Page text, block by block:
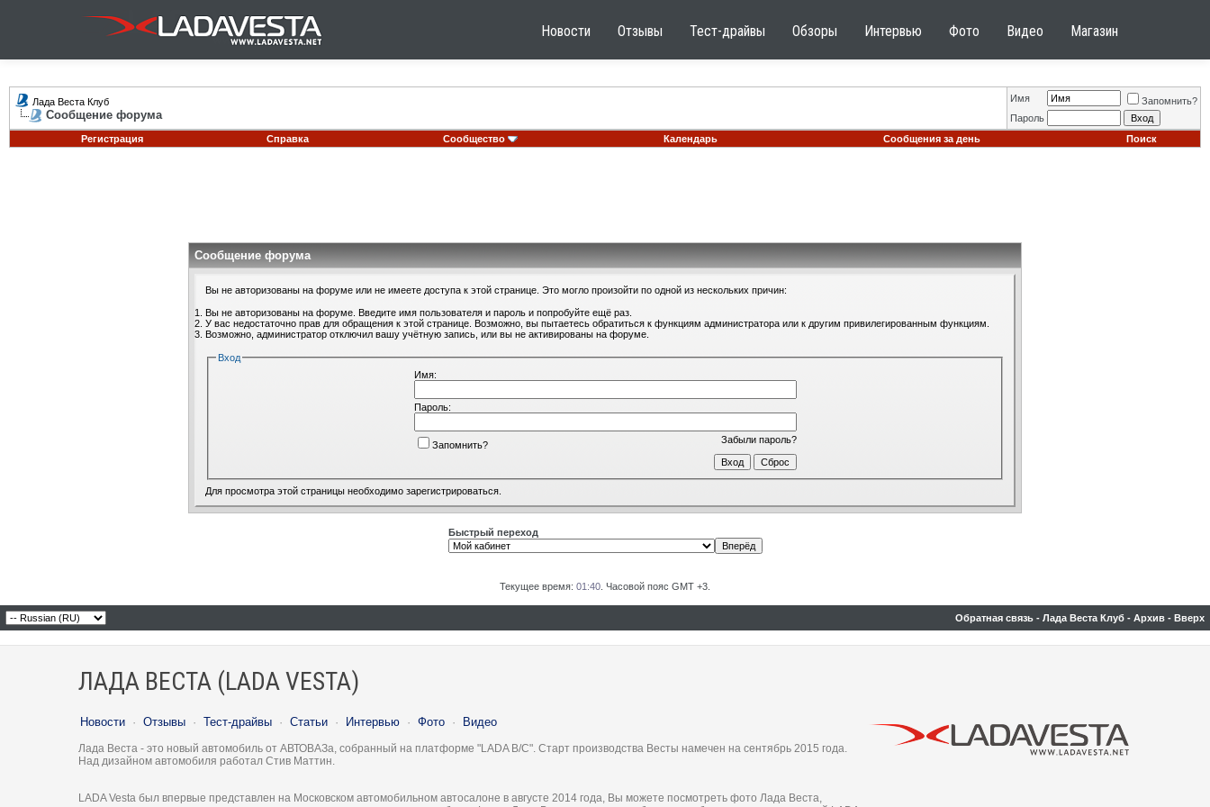
Новости Отзывы Тест-драйвы Обзоры Интервью Фото Видео Магазин
Лада Веста Клуб
Сообщение форума
Имя
Запомнить?
Пароль
Регистрация
Справка Сообщество Календарь Сообщения за день Поиск
Сообщение форума
Вы не авторизованы на форуме или не имеете доступа к этой странице. Это могло произойти по одной из нескольких причин:
Вы не авторизованы на форуме. Введите имя пользователя и пароль и попробуйте ещё раз.
У вас недостаточно прав для обращения к этой странице. Возможно, вы пытаетесь обратиться к функциям администратора или к другим привилегированным функциям.
Возможно, администратор отключил вашу учётную запись, или вы не активированы на форуме.
Вход
Имя:
Пароль:
Забыли пароль?
Запомнить?
Для просмотра этой страницы необходимо зарегистрироваться
Быстрый переход
Текущее время: 01:40 . Часовой пояс GMT +3.
Обратная связь - Лада Веста Клуб - Архив - Вверх
ЛАДА ВЕСТА (LADA VESTA)
Новости · Отзывы · Тест-драйвы · Статьи · Интервью · Фото · Видео
Лада Веста - это новый автомобиль от АВТОВАЗа, собранный на платформе "LADA B/C". Старт производства Весты намечен на сентябрь 2015 года.
Над дизайном автомобиля работал Стив Маттин.
LADA Vesta был впервые представлен на Московском автомобильном автосалоне в августе 2014 года, Вы можете посмотреть фото Лада Веста,